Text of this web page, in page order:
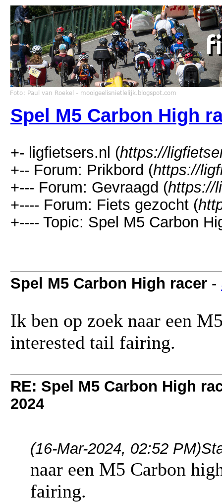
Spel M5 Carbon High
+- ligfietsers.nl (https://
+-- Forum: Prikbord (https://
+--- Forum: Gevraagd (https://
+---- Forum: Fiets gezocht (
+---- Topic: Spel M5 Carbon
Spel M5 Carbon High racer -
Ik ben op zoek naar een
interested tail fairing.
RE: Spel M5 Carbon High
2024
(16-Mar-2024, 02:52 PM)
naar een M5 Carbon
fairing.